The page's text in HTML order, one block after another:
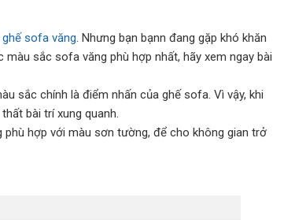
sofa văng . Nhưng bạn bạnn đang gặp khó khăn
sắc sofa văng phù hợp nhất, hãy xem ngay bài
sắc chính là điểm nhấn của ghế sofa. Vì vậy, khi
bài trí xung quanh.
hợp với màu sơn tường, để cho không gian trở